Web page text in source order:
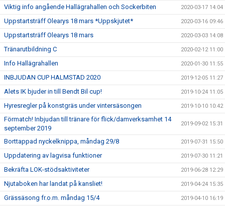
Viktig info angående Hallägrahallen och Sockerbiten 2020-03-17 14:04
Uppstartsträff Olearys 18 mars *Uppskjutet* 2020-03-16 09:46
Uppstartsträff Olearys 18 mars 2020-03-03 14:08
Tränarutbildning C 2020-02-12 11:00
Info Hallägrahallen 2020-01-30 11:55
INBJUDAN CUP HALMSTAD 2020 2019-12-05 11:27
Alets IK bjuder in till Bendt Bil cup! 2019-10-24 11:05
Hyresregler på konstgräs under vintersäsongen 2019-10-10 10:42
Förmatch! Inbjudan till tränare för flick/damverksamhet 14
september 2019
2019-09-02 15:31
Borttappad nyckelknippa, måndag 29/8 2019-07-31 15:50
Uppdatering av lagvisa funktioner 2019-07-30 11:21
Bekräfta LOK-stödsaktiviteter 2019-06-28 12:29
Njutaboken har landat på kansliet! 2019-04-24 15:35
Grässäsong fr.o.m. måndag 15/4 2019-04-10 16:19